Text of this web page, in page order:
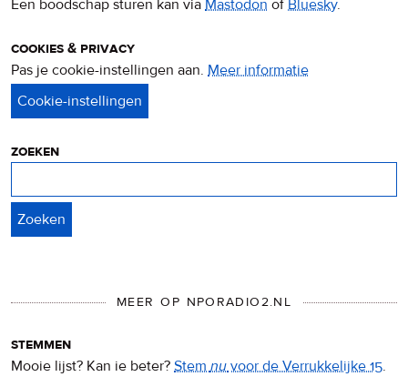
Een boodschap sturen kan via Mastodon ofBluesky.
cookies & privacy
Pas je cookie-instellingen aan. Meer informatie
zoeken
MEER OP NPORADIO2.NL
stemmen
Mooie lijst? Kan ie beter? Stemnuvoor de Verrukkelijke 15.